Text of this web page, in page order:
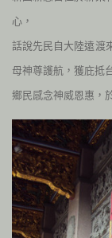
心，
話說先民自大陸遠渡
母神尊護航，獲庇抵
鄉民感念神威恩惠，